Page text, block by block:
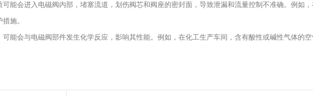
能会进入电磁阀内部，堵塞流道，划伤阀芯和阀座的密封面，导致泄漏和流量控制不准确。例如
施。
能会与电磁阀部件发生化学反应，影响其性能。例如，在化工生产车间，含有酸性或碱性气体的